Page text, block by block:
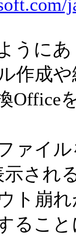
うに
作成
Office
ァイ
され
ト崩
るこ